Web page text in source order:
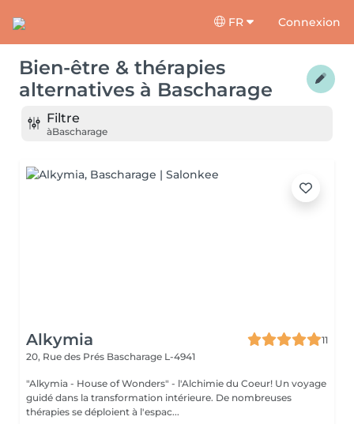
FR Connexion
Bien-être & thérapies
alternatives à Bascharage
Filtre
àBascharage
Alkymia
11
20, Rue des Prés Bascharage L-4941
"Alkymia - House of Wonders" - l'Alchimie du Coeur! Un voyage
guidé dans la transformation intérieure. De nombreuses
thérapies se déploient à l'espac...